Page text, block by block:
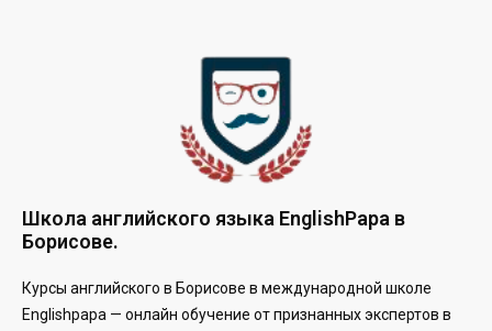
Школа английского языка EnglishPapa в
Борисове.
Курсы английского в Борисове в международной школе
Englishpapa — онлайн обучение от признанных экспертов в